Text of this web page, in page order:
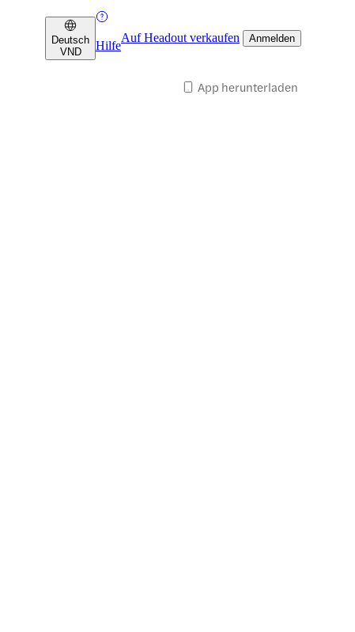
Deutsch
VND
Hilfe
Auf Headout verkaufen Anmelden
App herunterladen